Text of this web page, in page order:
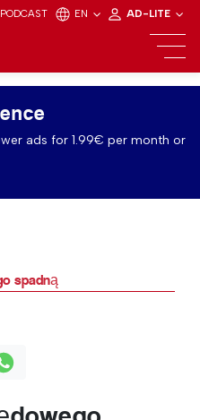
PODCAST EN AD-LITE
ads for 1.99€ per month or
spadną